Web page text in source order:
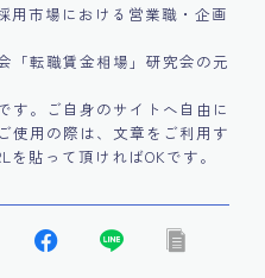
用市場における営業職・企画
「転職賃金相場」研究会の元
す。ご自身のサイトへ自由に
使用の際は、文章をご利用す
貼って頂ければOKです。